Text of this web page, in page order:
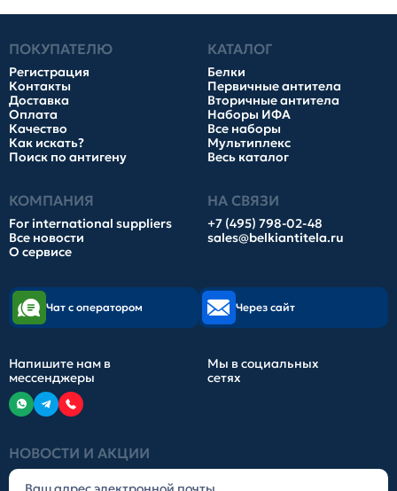
ПОКУПАТЕЛЮ
Регистрация
Контакты
Доставка
Оплата
Качество
Как искать?
Поиск по антигену
КАТАЛОГ
Белки
Первичные антитела
Вторичные антитела
Наборы ИФА
Все наборы
Мультиплекс
Весь каталог
КОМПАНИЯ
For international suppliers
Все новости
О сервисе
НА СВЯЗИ
+7 (495) 798-02-48
sales@belkiantitela.ru
НОВОСТИ И АКЦИИ
Чат с оператором Через сайт
Напишите нам в
мессенджеры
Мы в социальных
сетях